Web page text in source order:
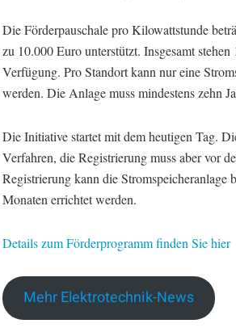
Die Förderpauschale pro Kilowattstunde
zu 10.000 Euro unterstützt. Insgesamt
Verfügung. Pro Standort kann nur eine
werden. Die Anlage muss mindestens zehn
Die Initiative startet mit dem heutigen Tag.
Verfahren, die Registrierung muss aber vor
Registrierung kann die
Monaten errichtet werden.
Details zum Förderprogramm finden Sie hier
Mehr Elektrotechnik-News